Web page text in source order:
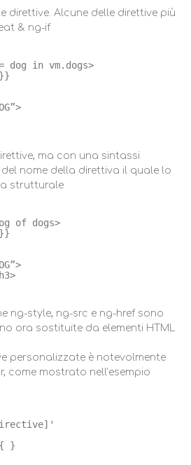
direttive. Alcune delle direttive più
& ng-if
in vm.dogs>
ma con una sintassi
nome della direttiva il quale lo
strutturale
dog of dogs>
ng-style, ng-src e ng-href sono
ora sostituite da elementi HTML
personalizzate è notevolmente
come mostrato nell’esempio
{ }